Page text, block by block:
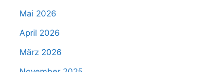
Mai 2026
April 2026
März 2026